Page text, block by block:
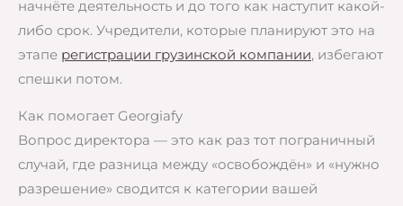
начнёте деятельность и до того как наступит какой-
либо срок. Учредители, которые планируют это на
этапе регистрации грузинской компании, избегают
спешки потом.
Как помогает Georgiafy
Вопрос директора — это как раз тот пограничный
случай, где разница между «освобождён» и «нужно
разрешение» сводится к категории вашей